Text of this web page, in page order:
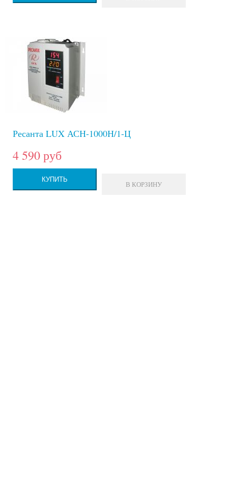
Ресанта LUX АСН-1000Н/1-Ц
4 590 руб
КУПИТЬ
В КОРЗИНУ